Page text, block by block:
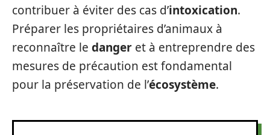
contribuer à éviter des cas d’intoxication.
Préparer les propriétaires d’animaux à
reconnaître le danger et à entreprendre des
mesures de précaution est fondamental
pour la préservation de l’écosystème.